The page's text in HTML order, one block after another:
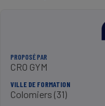
PROPOSÉ PAR
CRO GYM
VILLE DE FORMATION
Colomiers (31)